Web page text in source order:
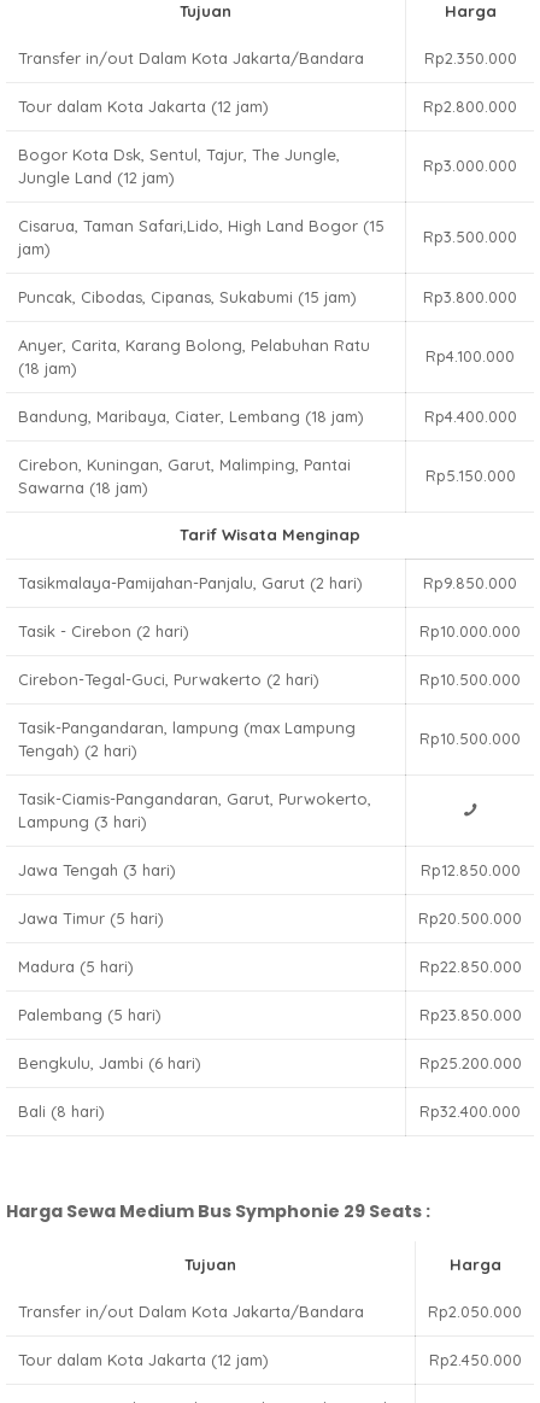
Tujuan Harga
Transfer in/out Dalam Kota Jakarta/Bandara Rp2.350.000
Tour dalam Kota Jakarta (12 jam) Rp2.800.000
Bogor Kota Dsk, Sentul, Tajur, The Jungle,
Jungle Land (12 jam)
Rp3.000.000
Cisarua, Taman Safari,Lido, High Land Bogor (15
jam)
Rp3.500.000
Puncak, Cibodas, Cipanas, Sukabumi (15 jam) Rp3.800.000
Anyer, Carita, Karang Bolong, Pelabuhan Ratu
(18 jam)
Rp4.100.000
Bandung, Maribaya, Ciater, Lembang (18 jam) Rp4.400.000
Cirebon, Kuningan, Garut, Malimping, Pantai
Sawarna (18 jam)
Rp5.150.000
Tarif Wisata Menginap
Tasikmalaya-Pamijahan-Panjalu, Garut (2 hari) Rp9.850.000
Tasik - Cirebon (2 hari) Rp10.000.000
Cirebon-Tegal-Guci, Purwakerto (2 hari) Rp10.500.000
Tasik-Pangandaran, lampung (max Lampung
Tengah) (2 hari)
Rp10.500.000
Tasik-Ciamis-Pangandaran, Garut, Purwokerto,
Lampung (3 hari)
Jawa Tengah (3 hari) Rp12.850.000
Jawa Timur (5 hari) Rp20.500.000
Madura (5 hari) Rp22.850.000
Palembang (5 hari) Rp23.850.000
Bengkulu, Jambi (6 hari) Rp25.200.000
Bali (8 hari) Rp32.400.000
Harga Sewa Medium Bus Symphonie 29 Seats :
Tujuan Harga
Transfer in/out Dalam Kota Jakarta/Bandara Rp2.050.000
Tour dalam Kota Jakarta (12 jam) Rp2.450.000